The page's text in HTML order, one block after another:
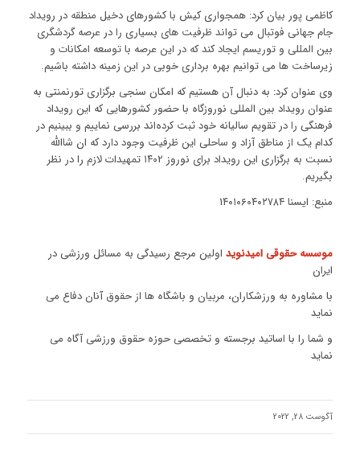
کاظمی پور بیان کرد: همجواری کیش با کشورهای دخیل منطقه در رویداد
جام جهانی فوتبال می تواند ظرفیت های بسیاری را در عرصه گردشگری
بین المللی و توریسم ایجاد کند که در این عرصه با توسعه امکانات و
زیرساخت ها می توانیم بهره برداری خوبی در این زمینه داشته باشیم.
وی عنوان کرد: به دنبال آن هستیم که امکان سنجی برگزاری تورنمنتی به
عنوان رویداد بین المللی نوروزگاه با حضور کشورهایی که این رویداد
فرهنگی را در تقویم سالیانه خود ثبت کرده‌اند بررسی نماییم و ببینیم در
کدام یک از مناطق آزاد و ساحلی این ظرفیت وجود دارد که ان شاالله
نسبت به برگزاری این رویداد برای نوروز ۱۴۰۲ تمهیدات لازم را در نظر
بگیریم.
منبع: ایسنا ۱۴۰۱۰۶۰۴۰۲۷۸۴
موسسه حقوقی امیدنویداولین مرجع رسیدگی به مسائل ورزشی در
ایران
با مشاوره به ورزشکاران، مربیان و باشگاه ها از حقوق آنان دفاع می
نماید
و شما را با اساتید برجسته و تخصصی حوزه حقوق ورزشی آگاه می
نماید
آگوست 28, 2022